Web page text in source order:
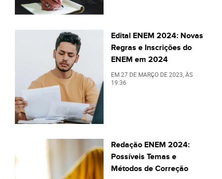
Edital ENEM 2024: Novas
Regras e Inscrições do
ENEM em 2024
EM27 DE MARÇO DE 2023 , ÀS
19:36
Redação ENEM 2024:
Possíveis Temas e
Métodos de Correção